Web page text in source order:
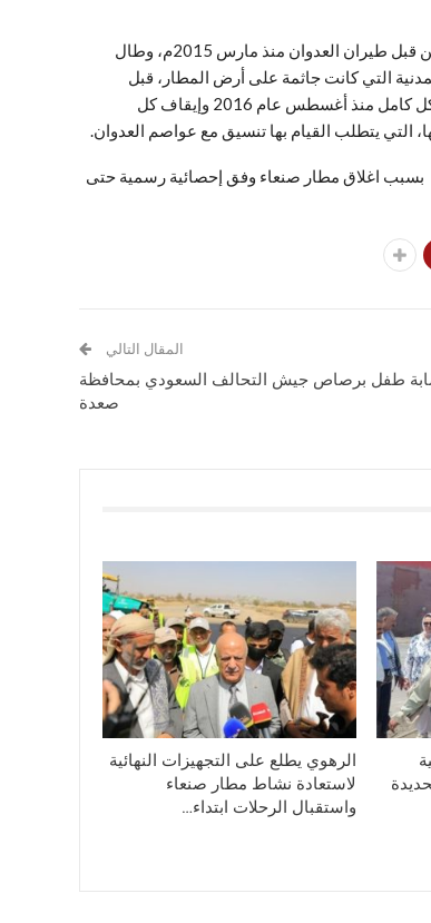
وتعطلت حركة الملاحة في مطار صنعاء عدة مرات بسبب القصف المتكرر من قبل طيران العدوان منذ مارس 2015م، وطال
التي كانت جاثمة على أرض المطار، قبل
تفرض أن دول تحالف العدوان السعودي الأمريكي الحصار على المطار بشكل كامل منذ أغسطس عام 2016 وإيقاف كل
التي يتطلب القيام بها تنسيق مع عواصم العدوان.
للعلاج بسبب اغلاق مطار صنعاء وفق إحصائية رسمية حتى
المقال التالي
طفل برصاص جيش التحالف السعودي بمحافظة
صعدة
الرهوي يطلع على التجهيزات النهائية
لاستعادة نشاط مطار صنعاء
واستقبال الرحلات ابتداء…